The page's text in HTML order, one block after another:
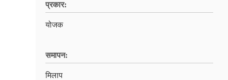
प्रकार:
योजक
समापन:
मिलाप